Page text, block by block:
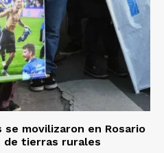
se movilizaron en Rosario
de tierras rurales